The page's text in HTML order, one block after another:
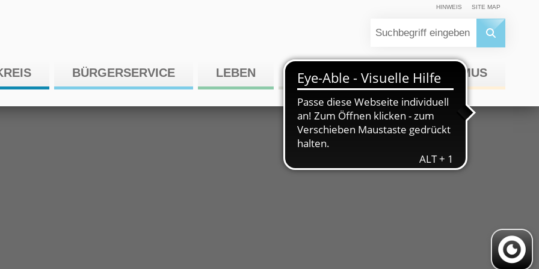
HINWEIS SITE MAP
BÜRGERSERVICE LEBEN WIRTSCHAFT TOURISMUS